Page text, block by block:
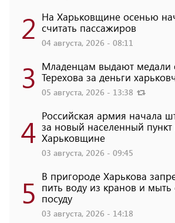
2 На Харьковщине осенью
считать пассажиров
04 августа, 2026 - 08:11
3 Младенцам выдают медали
Терехова за деньги
05 августа, 2026 - 13:38
4 Российская армия начала
за новый населенный пункт
Харьковщине
03 августа, 2026 - 09:45
5 В пригороде Харькова
пить воду из кранов и
посуду
03 августа, 2026 - 14:18